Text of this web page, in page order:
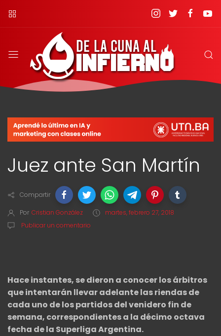
Juez ante San Martín
Compartir
Por Cristian González
martes, febrero 27, 2018
Publicar un comentario
Hace instantes, se dieron a conocer los árbitros
que intentarán llevar adelante las riendas de
cada uno de los partidos del venidero fin de
semana, correspondientes a la décimo octava
fecha de la Superliga Argentina.